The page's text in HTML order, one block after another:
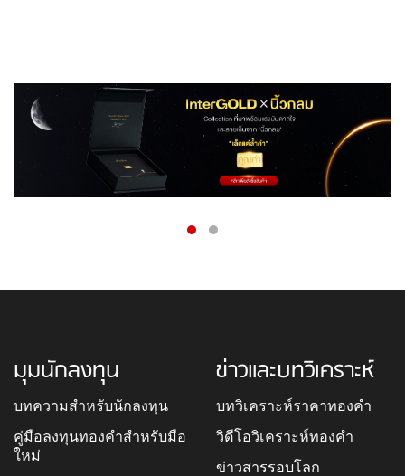
มุมนักลงทุน
บทความสำหรับนักลงทุน
คู่มือลงทุนทองคำสำหรับมือ
ใหม่
ข่าวและบทวิเคราะห์
บทวิเคราะห์ราคาทองคำ
วิดีโอวิเคราะห์ทองคำ
ข่าวสารรอบโลก